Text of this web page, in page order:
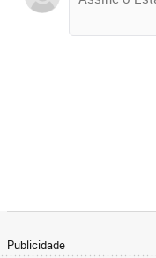
para 38% dos
respondentes
mental como ponto
falta de tempo para
escolheram a falta
Publicidade